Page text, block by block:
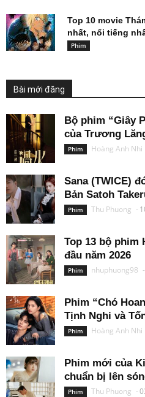
Top 10 movie
nhất, nổi tiếng
Phim
Bài mới đăng
Bộ phim “Giây
của Trương
Phim Hoàng Anh Nhi
Sana (TWICE)
Bản Satoh
Phim Thu Phuong -
Top 13 bộ phim
đầu năm 2026
Phim nhuphuong98 -
Phim “Chó
Tịnh Nghi và
Phim Hoàng Anh Nhi
Phim mới của
chuẩn bị lên
Phim Thu Phuong -